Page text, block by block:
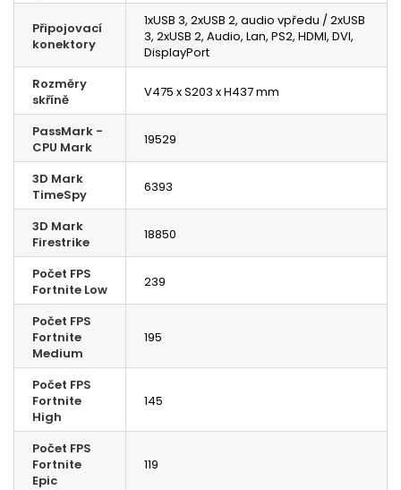
Připojovací
konektory
1xUSB 3, 2xUSB 2, audio vpředu / 2xUSB
3, 2xUSB 2, Audio, Lan, PS2, HDMI, DVI,
DisplayPort
Rozměry
skříně
V475 x S203 x H437 mm
PassMark -
CPU Mark
19529
3D Mark
TimeSpy
6393
3D Mark
Firestrike
18850
Počet FPS
Fortnite Low
239
Počet FPS
Fortnite
Medium
195
Počet FPS
Fortnite
High
145
Počet FPS
Fortnite
Epic
119